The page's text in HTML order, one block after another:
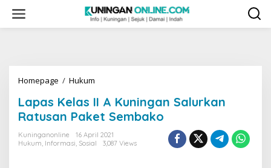
content
Homepage / Hukum
II
A
Kuningan
Salurkan
Ratusan
Lapas Kelas II A Kuningan Salurkan
Ratusan Paket Sembako
Kuninganonline
16 April 2021
Hukum, Informasi, Sosial 3,087 Views